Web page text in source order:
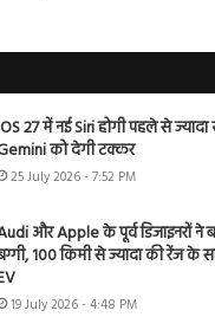
27 में नई Siri होगी पहले से ज्यादा
को देगी टक्कर
25 July 2026 - 7:52 PM
और Apple के पूर्व डिजाइनरों ने
100 किमी से ज्यादा की रेंज
19 July 2026 - 4:48 PM